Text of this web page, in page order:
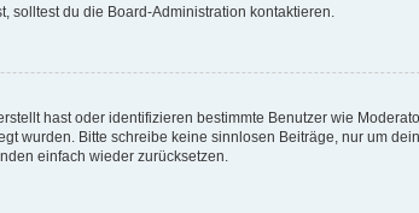
solltest du die Board-Administration kontaktieren.
hast oder identifizieren bestimmte Benutzer wie
wurden. Bitte schreibe keine sinnlosen Beiträge, nur um
einfach wieder zurücksetzen.